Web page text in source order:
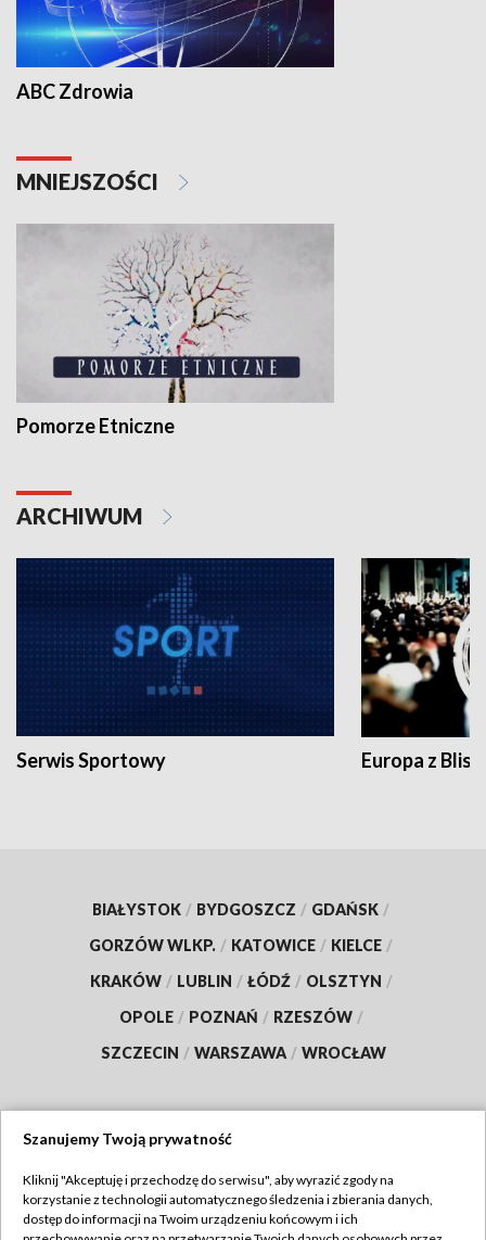
ABC Zdrowia
MNIEJSZOŚCI
Pomorze Etniczne
ARCHIWUM
Serwis Sportowy Europa z
BIAŁYSTOK / BYDGOSZCZ / GDAŃSK /
GORZÓW WLKP. / KATOWICE / KIELCE /
KRAKÓW / LUBLIN / ŁÓDŹ / OLSZTYN /
OPOLE / POZNAŃ / RZESZÓW /
SZCZECIN / WARSZAWA / WROCŁAW
TVP
Szanujemy Twoją prywatność
Kliknij "Akceptuję i przechodzę do serwisu", aby wyrazić zgody na
korzystanie z technologii automatycznego śledzenia i zbierania danych,
dostęp do informacji na Twoim urządzeniu końcowym i ich